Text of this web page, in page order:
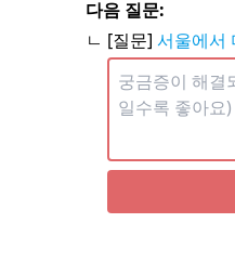
다음 질문:
ㄴ [질문] 서울에서